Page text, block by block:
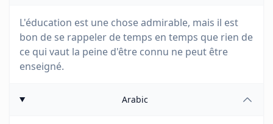
L'éducation est une chose admirable, mais il est
bon de se rappeler de temps en temps que rien de
ce qui vaut la peine d'être connu ne peut être
enseigné.
Arabic